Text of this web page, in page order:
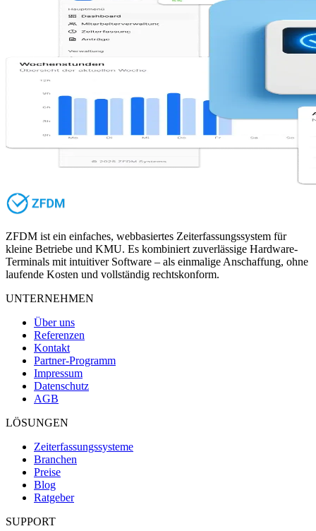
ZFDM ist ein einfaches, webbasiertes Zeiterfassungssystem für
kleine Betriebe und KMU. Es kombiniert zuverlässige Hardware-
Terminals mit intuitiver Software – als einmalige Anschaffung, ohne
laufende Kosten und vollständig rechtskonform.
UNTERNEHMEN
Über uns
Referenzen
Kontakt
Partner-Programm
Impressum
Datenschutz
AGB
LÖSUNGEN
Zeiterfassungssysteme
Branchen
Preise
Blog
Ratgeber
SUPPORT